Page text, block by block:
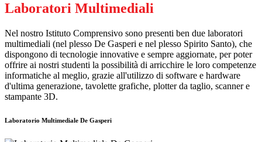
Laboratori Multimediali
Nel nostro Istituto Comprensivo sono presenti ben due laboratori
multimediali (nel plesso De Gasperi e nel plesso Spirito Santo), che
dispongono di tecnologie innovative e sempre aggiornate, per poter
offrire ai nostri studenti la possibilità di arricchire le loro competenze
informatiche al meglio, grazie all'utilizzo di software e hardware
d'ultima generazione, tavolette grafiche, plotter da taglio, scanner e
stampante 3D.
Laboratorio Multimediale De Gasperi